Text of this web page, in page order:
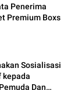
Penerima
Premium Boxs
Sosialisasi
kepada
Dan